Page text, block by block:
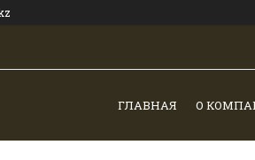
ГЛАВНАЯ О